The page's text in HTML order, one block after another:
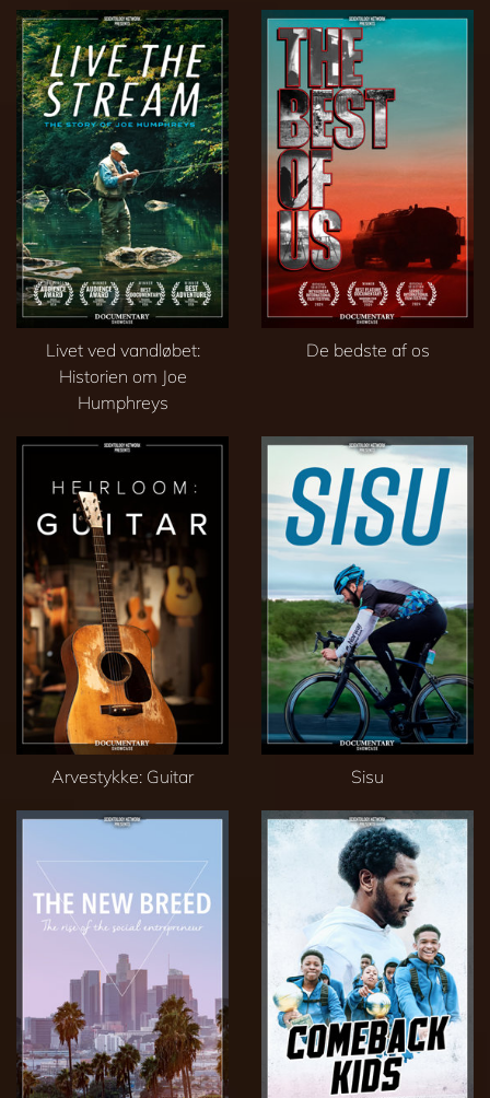
Livet ved vandløbet:
Historien om Joe
Humphreys
De bedste af os
Arvestykke: Guitar Sisu